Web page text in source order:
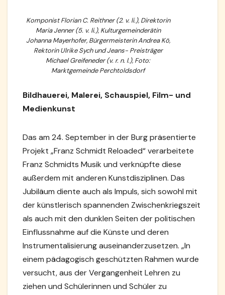
Komponist Florian C. Reithner (2. v. li.), Direktorin
Maria Jenner (5. v. li.), Kulturgemeinderätin
Johanna Mayerhofer, Bürgermeisterin Andrea Kö,
Rektorin Ulrike Sych und Jeans- Preisträger
Michael Greifeneder (v. r. n. l.), Foto:
Marktgemeinde Perchtoldsdorf
Bildhauerei, Malerei, Schauspiel, Film- und
Medienkunst
Das am 24. September in der Burg präsentierte
Projekt „Franz Schmidt Reloaded“ verarbeitete
Franz Schmidts Musik und verknüpfte diese
außerdem mit anderen Kunstdisziplinen. Das
Jubiläum diente auch als Impuls, sich sowohl mit
der künstlerisch spannenden Zwischenkriegszeit
als auch mit den dunklen Seiten der politischen
Einflussnahme auf die Künste und deren
Instrumentalisierung auseinanderzusetzen. „In
einem pädagogisch geschützten Rahmen wurde
versucht, aus der Vergangenheit Lehren zu
ziehen und Schülerinnen und Schüler zu